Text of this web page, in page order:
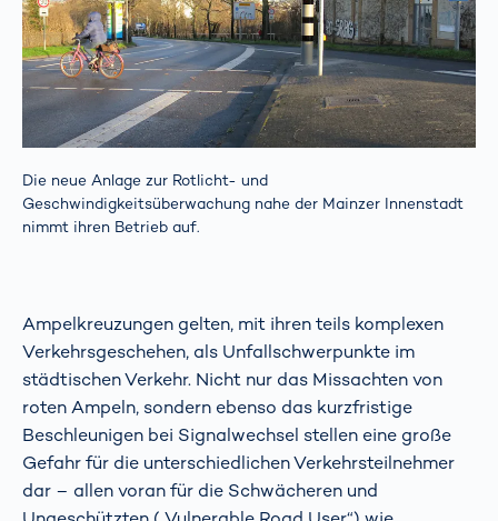
Die neue Anlage zur Rotlicht- und
Geschwindigkeitsüberwachung nahe der Mainzer Innenstadt
nimmt ihren Betrieb auf.
Ampelkreuzungen gelten, mit ihren teils komplexen
Verkehrsgeschehen, als Unfallschwerpunkte im
städtischen Verkehr. Nicht nur das Missachten von
roten Ampeln, sondern ebenso das kurzfristige
Beschleunigen bei Signalwechsel stellen eine große
Gefahr für die unterschiedlichen Verkehrsteilnehmer
dar – allen voran für die Schwächeren und